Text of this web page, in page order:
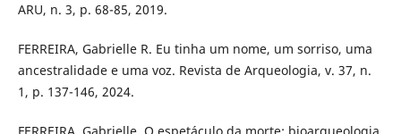
ARU, n. 3, p. 68-85, 2019.
FERREIRA, Gabrielle R. Eu tinha um nome, um sorriso, uma
ancestralidade e uma voz. Revista de Arqueologia, v. 37, n.
1, p. 137-146, 2024.